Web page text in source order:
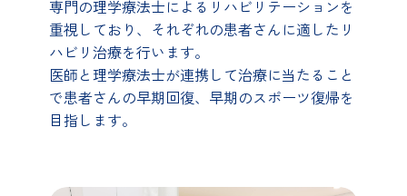
専門の理学療法士によるリハビリテーションを
重視しており、それぞれの患者さんに適したリ
ハビリ治療を行います。
医師と理学療法士が連携して治療に当たること
で患者さんの早期回復、早期のスポーツ復帰を
目指します。